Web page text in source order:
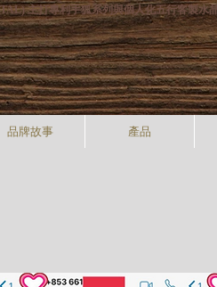
主打專利手狐系列與個人化五行客製
品牌故事 產品